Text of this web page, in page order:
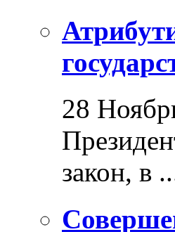
28
закон, в